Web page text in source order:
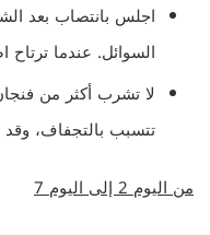
اجلس بانتصاب بعد
السوائل. عندما
لا تشرب أكثر من
تتسبب بالتجفاف،
من اليوم 2 إلى اليوم 7